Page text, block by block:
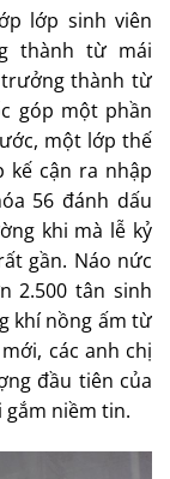
lớp sinh viên
thành từ mái
thành từ
góp một phần
một lớp thế
kế cận ra nhập
56 đánh dấu
khi mà lễ kỷ
gần. Náo nức
2.500 tân sinh
khí nồng ấm từ
các anh chị
đầu tiên của
gắm niềm tin.